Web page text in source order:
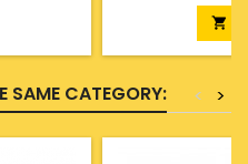

SAME CATEGORY: >
<